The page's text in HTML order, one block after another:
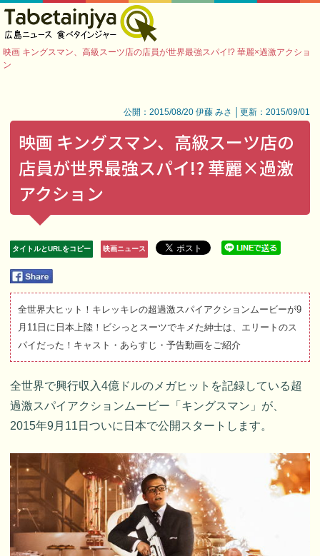
映画 キングスマン、高級スーツ店の店員が世界最強スパイ!? 華麗×過激アクショ
ン
公開：2015/08/20 伊藤 みさ │更新：2015/09/01
映画 キングスマン、高級スーツ店の
店員が世界最強スパイ!? 華麗×過激
アクション
タイトルとURLをコピー 映画ニュース
全世界大ヒット！キレッキレの超過激スパイアクションムービーが9
月11日に日本上陸！ビシっとスーツでキメた紳士は、エリートのス
パイだった！キャスト・あらすじ・予告動画をご紹介
全世界で興行収入4億ドルのメガヒットを記録している超
過激スパイアクションムービー「キングスマン」が、
2015年9月11日ついに日本で公開スタートします。